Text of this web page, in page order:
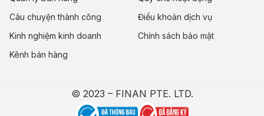
Câu chuyện thành công
Kinh nghiệm kinh doanh
Kênh bán hàng
Điểu khoản dịch vụ
Chính sách bảo mật
© 2023 – FINAN PTE. LTD.